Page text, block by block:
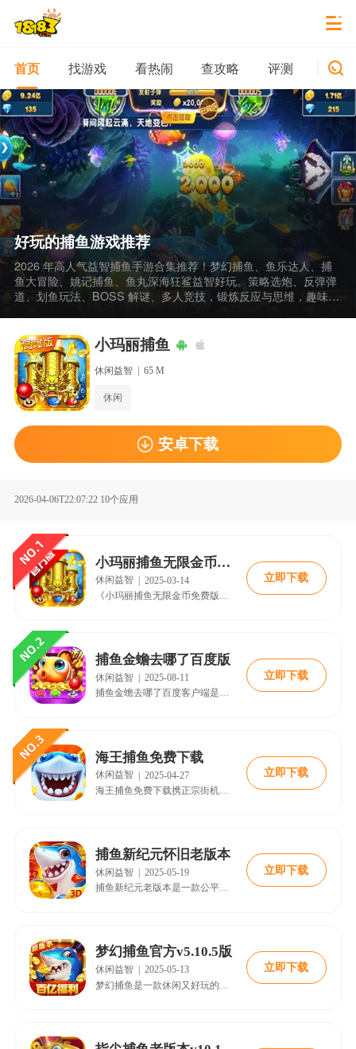
首页 找游戏 看热闹 查攻略 评测 新游
好玩的捕鱼游戏推荐
2026 年高人气益智捕鱼手游合集推荐！梦幻捕鱼、鱼乐达人、捕
鱼大冒险、姚记捕鱼、鱼丸深海狂鲨益智好玩。策略选炮、反弹弹
道、划鱼玩法、BOSS 解谜、多人竞技，锻炼反应与思维，趣味与
小玛丽捕鱼
休闲益智 | 65 M
休闲
安卓下载
2026-04-06T22:07:22 10个应用
小玛丽捕鱼无限金币免费版
休闲益智 | 2025-03-14
立即下载
捕鱼金蟾去哪了百度版
休闲益智
2025-08-11
捕鱼金蟾去哪了百度客户端是一款好玩的休闲捕鱼类手机游戏，现在小编为大家带来的这个版本是百度渠道服，我们可以使用百度账号进行登录，还有许多的奖励可以领取哦。在捕鱼金蟾去哪了百度版中，玩家现在能够在手机上也能体验到当初在街机厅中玩到的经典游戏了，3D的精致画风，让你能够去更好的游玩，感兴趣的小伙伴就赶快下载试试吧！
立即下载
海王捕鱼免费下载
休闲益智 | 2025-04-27
立即下载
捕鱼新纪元怀旧老版本
休闲益智
2025-05-19
捕鱼新纪元老版本是一款公平公正的绿色捕鱼游戏。这款游戏配置了强大的防作弊机制，保障每位玩家的权益，维护绿色公平的游戏环境，让每位玩家都能得到公正的待遇。所有参与游戏的玩家都是真人玩家，都是经过平台官方认证的，玩家可以添加好友私聊，也可以创建好友房邀请好友。本页面提供捕鱼新纪元老版本安装包。
立即下载
梦幻捕鱼官方v5.10.5版
休闲益智
2025-05-13
立即下载